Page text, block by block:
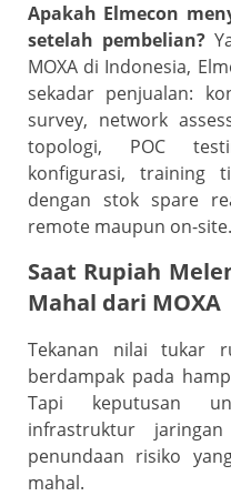
Apakah Elmecon
setelah pembelian?
MOXA di Indonesia,
sekadar penjualan:
survey, network
topologi, POC
konfigurasi, training
dengan stok spare
remote maupun on-site.
Saat Rupiah
Mahal dari MOXA
Tekanan nilai tukar
berdampak pada
Tapi keputusan
infrastruktur
penundaan risiko
mahal.